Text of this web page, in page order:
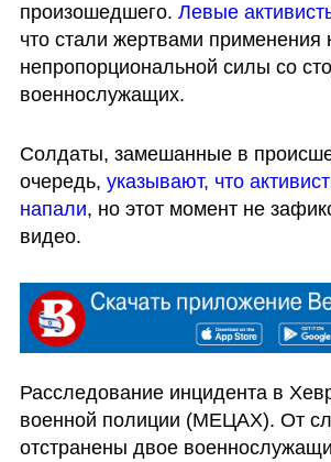
произошедшего. Левые
что стали жертвами применения
непропорциональной силы со
военнослужащих.
Солдаты, замешанные в
очередь, указывают, что
напали, но этот момент не
видео.
Расследование инцидента в
военной полиции (МЕЦАХ). От
отстранены двое